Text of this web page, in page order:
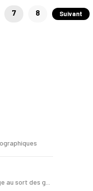
7 8 Suivant
au sort des g...